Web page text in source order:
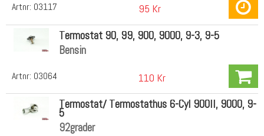
Artnr: 03117 95 Kr
Artnr: 03064
Termostat 90, 99, 900, 9000, 9-3, 9-5
Bensin
110 Kr
Termostat/ Termostathus 6-Cyl 900II, 9000, 9-
5
92grader